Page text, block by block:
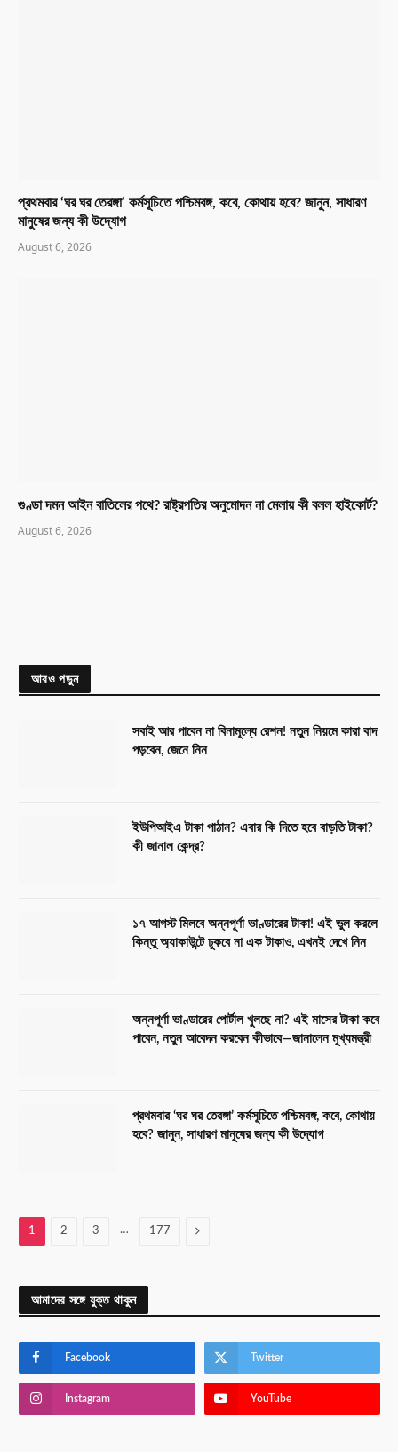
প্রথমবার ‘ঘর ঘর তেরঙ্গা’ কর্মসূচিতে পশ্চিমবঙ্গ, কবে, কোথায় হবে? জানুন, সাধারণ
মানুষের জন্য কী উদ্যোগ
August 6, 2026
গুণ্ডা দমন আইন বাতিলের পথে? রাষ্ট্রপতির অনুমোদন না মেলায় কী বলল হাইকোর্ট?
August 6, 2026
আরও পড়ুন
সবাই আর পাবেন না বিনামূল্যে রেশন! নতুন নিয়মে কারা বাদ
পড়বেন, জেনে নিন
ইউপিআইএ টাকা পাঠান? এবার কি দিতে হবে বাড়তি টাকা?
কী জানাল কেন্দ্র?
১৭ আগস্ট মিলবে অন্নপূর্ণা ভাণ্ডারের টাকা! এই ভুল করলে
কিন্তু অ্যাকাউন্টে ঢুকবে না এক টাকাও, এখনই দেখে নিন
অন্নপূর্ণা ভাণ্ডারের পোর্টাল খুলছে না? এই মাসের টাকা কবে
পাবেন, নতুন আবেদন করবেন কীভাবে—জানালেন মুখ্যমন্ত্রী
প্রথমবার ‘ঘর ঘর তেরঙ্গা’ কর্মসূচিতে পশ্চিমবঙ্গ, কবে, কোথায়
হবে? জানুন, সাধারণ মানুষের জন্য কী উদ্যোগ
1 2 3 … 177 Next
আমাদের সঙ্গে যুক্ত থাকুন
Facebook Twitter
Instagram YouTube